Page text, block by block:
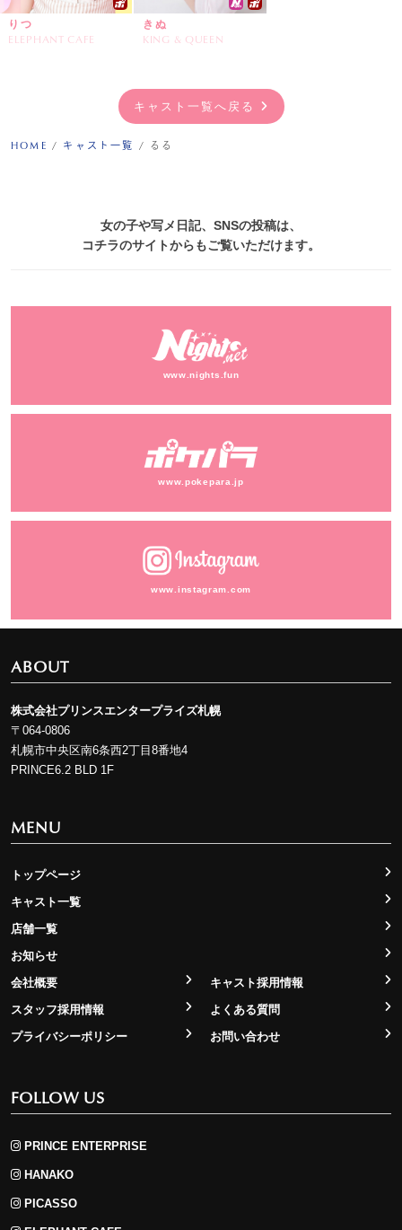
りつ
ELEPHANT CAFE
きぬ
KING & QUEEN
キャスト一覧へ戻る
HOME / キャスト一覧 / るる
女の子や写メ日記、SNSの投稿は、
コチラのサイトからもご覧いただけます。
www.nights.fun
www.pokepara.jp
www.instagram.com
ABOUT
株式会社プリンスエンタープライズ札幌
〒064-0806
札幌市中央区南6条西2丁目8番地4
PRINCE6.2 BLD 1F
MENU
トップページ
キャスト一覧
店舗一覧
お知らせ
会社概要
キャスト採用情報
スタッフ採用情報
よくある質問
プライバシーポリシー
お問い合わせ
FOLLOW US
PRINCE ENTERPRISE
HANAKO
PICASSO